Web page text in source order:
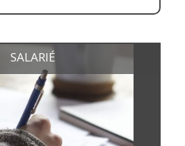
SALARIÉ